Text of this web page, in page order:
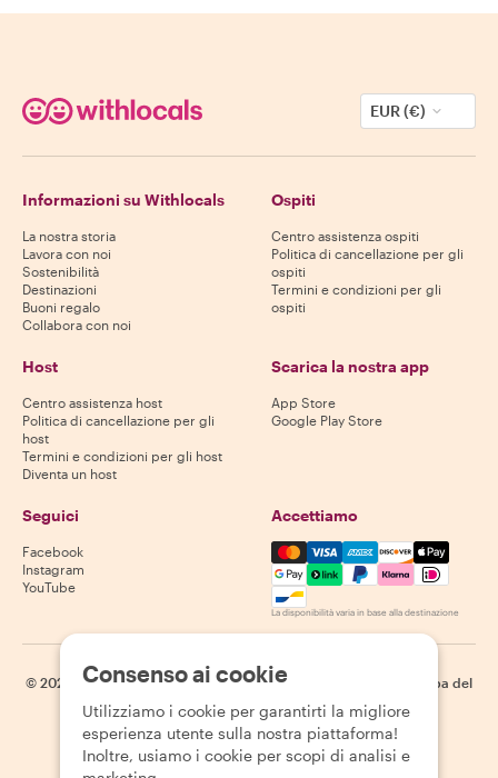
EUR (€)
Informazioni su Withlocals
La nostra storia
Lavora con noi
Sostenibilità
Destinazioni
Buoni regalo
Collabora con noi
Ospiti
Centro assistenza ospiti
Politica di cancellazione per gli
ospiti
Termini e condizioni per gli
ospiti
Host
Centro assistenza host
Politica di cancellazione per gli
host
Termini e condizioni per gli host
Diventa un host
Scarica la nostra app
App Store
Google Play Store
Seguici
Facebook
Instagram
YouTube
Accettiamo
Mastercard, Visa, Amex,
La disponibilità varia in base alla destinazione
© 2026 Withlocals.com | Informativa sulla privacy
Mappa del
Consenso ai cookie
Utilizziamo i cookie per garantirti la migliore
esperienza utente sulla nostra piattaforma!
Inoltre, usiamo i cookie per scopi di analisi e